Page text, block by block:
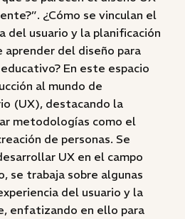
¿Cómo se vinculan el
del usuario y la planificación
aprender del diseño para
En este espacio
al mundo de
(UX), destacando la
metodologías como el
de personas. Se
UX en el campo
se trabaja sobre algunas
del usuario y la
enfatizando en ello para